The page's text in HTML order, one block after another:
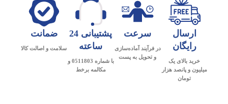
ارسال
رایگان
خرید بالای یک
میلیون و پانصد هزار
تومان
سرعت
در فرآیند آماده‌سازی
و تحویل به پست
پشتیبانی 24
ساعته
با شماره 0511803 و
مکالمه برخط
ضمانت
سلامت و اصالت کالا